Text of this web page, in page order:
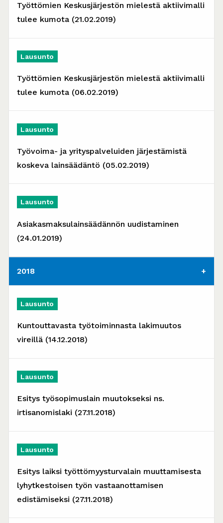
Työttömien Keskusjärjestön mielestä aktiivimalli
tulee kumota (21.02.2019)
Lausunto
Työttömien Keskusjärjestön mielestä aktiivimalli
tulee kumota (06.02.2019)
Lausunto
Työvoima- ja yrityspalveluiden järjestämistä
koskeva lainsäädäntö (05.02.2019)
Lausunto
Asiakasmaksulainsäädännön uudistaminen
(24.01.2019)
2018
Lausunto
Kuntouttavasta työtoiminnasta lakimuutos
vireillä (14.12.2018)
Lausunto
Esitys työsopimuslain muutokseksi ns.
irtisanomislaki (27.11.2018)
Lausunto
Esitys laiksi työttömyysturvalain muuttamisesta
lyhytkestoisen työn vastaanottamisen
edistämiseksi (27.11.2018)